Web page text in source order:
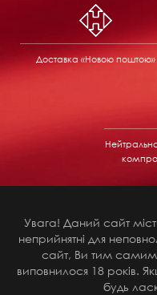
Доставка «Новою поштою»
Увага! Даний сайт
неприйнятні для
сайт, Ви тим
виповнилося 18 років.
будь